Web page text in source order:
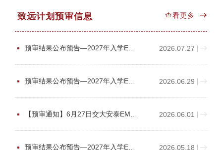
致远计划预审信息 查看更多
预审结果公布预告—2027年入学EMBA 7月25日批次 2026.07.27 |
预审结果公布预告—2027年入学EMBA 6月27日批次 2026.06.29 |
【预审通知】6月27日交大安泰EMBA预审！报考攻略请查收，助你从容出发 2026.06.01 |
预审结果公布预告—2027年入学EMBA 5月16日批次 2026.05.18 |